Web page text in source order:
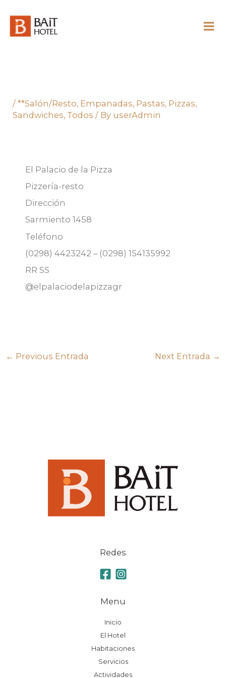
content
/**Salón/Resto, Empanadas, Pastas, Pizzas,
Sandwiches, Todos / By userAdmin
El Palacio de la Pizza
Pizzería-resto
Dirección
Sarmiento 1458
Teléfono
(0298) 4423242 – (0298) 154135992
RR SS
@elpalaciodelapizzagr
← Previous Entrada Next Entrada →
Redes
Menu
Inicio
El Hotel
Habitaciones
Servicios
Actividades